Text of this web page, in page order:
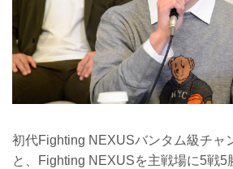
初代Fighting NEXUSバンタム級チャ
と、Fighting NEXUSを主戦場に5戦5